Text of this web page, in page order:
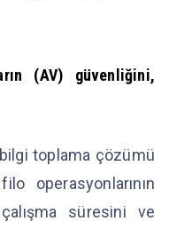
(AV) güvenliğini,
toplama çözümü
operasyonlarının
süresini ve